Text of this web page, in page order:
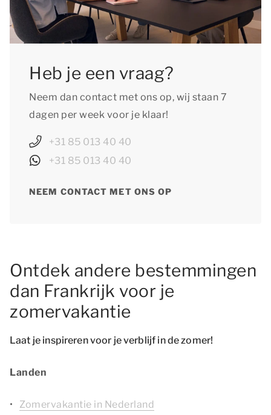
Heb je een vraag?
Neem dan contact met ons op, wij staan 7
dagen per week voor je klaar!
+31 85 013 40 40
+31 85 013 40 40
NEEM CONTACT MET ONS OP
Ontdek andere bestemmingen
dan Frankrijk voor je
zomervakantie
Laat je inspireren voor je verblijf in de zomer!
Landen
Zomervakantie in Nederland